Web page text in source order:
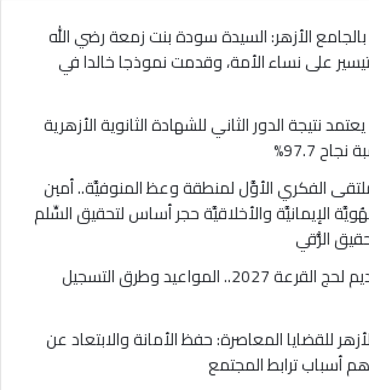
بالجامع الأزهر: السيدة سودة بنت زمعة رضي الله
على نساء الأمة، وقدمت نموذجا خالدا في
نتيجة الدور الثاني للشهادة الثانوية الأزهرية
97.7%
الفكري الأوَّل لمنطقة وعظ المنوفيَّة.. أمين
الإيمانيَّة والأخلاقيَّة حجر أساس لتحقيق السِّلم
الرُّقي
الداخلية تفتح باب التقديم لحج القرعة 2027.. المواعيد وطرق التسجيل
للقضايا المعاصرة: حفظ الأمانة والابتعاد عن
أسباب ترابط المجتمع